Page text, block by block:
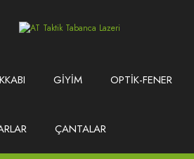
GİYİM OPTİK-FENER
ÇANTALAR